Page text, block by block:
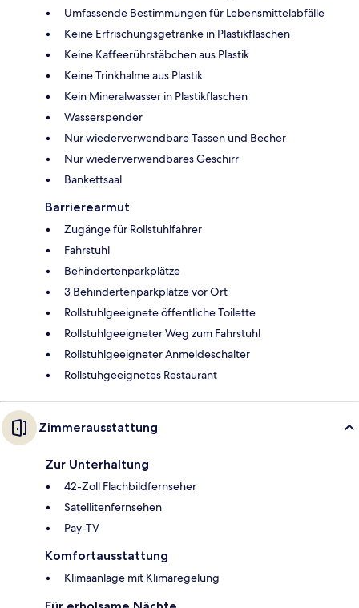
Umfassende Bestimmungen für Lebensmittelabfälle
Keine Erfrischungsgetränke in Plastikflaschen
Keine Kaffeerührstäbchen aus Plastik
Keine Trinkhalme aus Plastik
Kein Mineralwasser in Plastikflaschen
Wasserspender
Nur wiederverwendbare Tassen und Becher
Nur wiederverwendbares Geschirr
Bankettsaal
Barrierearmut
Zugänge für Rollstuhlfahrer
Fahrstuhl
Behindertenparkplätze
3 Behindertenparkplätze vor Ort
Rollstuhlgeeignete öffentliche Toilette
Rollstuhlgeeigneter Weg zum Fahrstuhl
Rollstuhlgeeigneter Anmeldeschalter
Rollstuhgeeignetes Restaurant
Zimmerausstattung
Zur Unterhaltung
42-Zoll Flachbildfernseher
Satellitenfernsehen
Pay-TV
Komfortausstattung
Klimaanlage mit Klimaregelung